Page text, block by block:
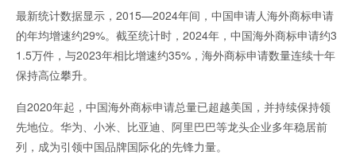
最新统计数据显示，2015—2024年间，中国申请人海外商标申请
的年均增速约29%。截至统计时，2024年，中国海外商标申请约3
1.5万件，与2023年相比增速约35%，海外商标申请数量连续十年
保持高位攀升。
自2020年起，中国海外商标申请总量已超越美国，并持续保持领
先地位。华为、小米、比亚迪、阿里巴巴等龙头企业多年稳居前
列，成为引领中国品牌国际化的先锋力量。